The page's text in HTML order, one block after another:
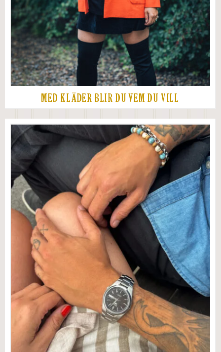
MED KLÄDER BLIR DU VEM DU VILL